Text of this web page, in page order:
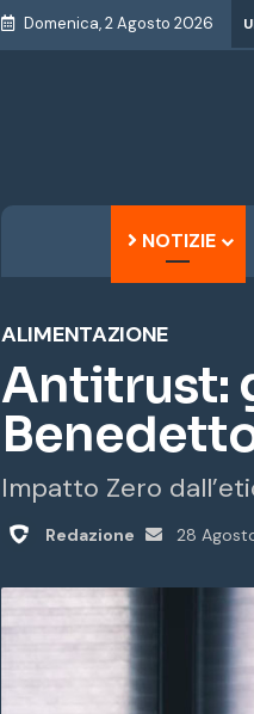
Domenica, 2 Agosto 2026
NOTIZIE
ALIMENTAZIONE
Antitrust:
Impatto Zero
Redazione
Invia
28